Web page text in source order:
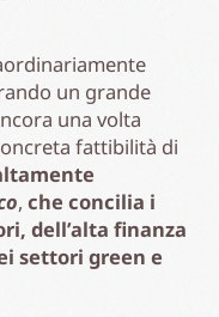
un grande
una volta
fattibilità di
, che concilia i
dell’alta finanza
settori green e